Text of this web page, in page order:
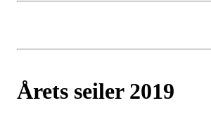
Årets seiler 2019